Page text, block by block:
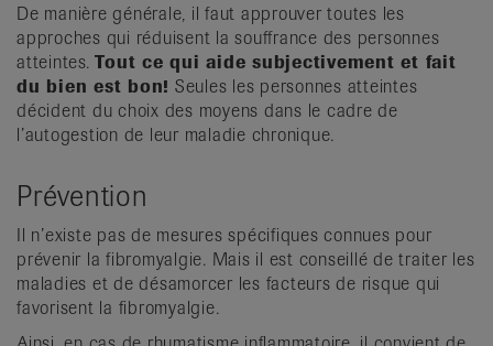
De manière générale, il faut approuver toutes les
approches qui réduisent la souffrance des personnes
atteintes.Tout ce qui aide subjectivement et fait
du bien est bon! Seules les personnes atteintes
décident du choix des moyens dans le cadre de
l’autogestion de leur maladie chronique.
Prévention
Il n’existe pas de mesures spécifiques connues pour
prévenir la fibromyalgie. Mais il est conseillé de traiter les
maladies et de désamorcer les facteurs de risque qui
favorisent la fibromyalgie.